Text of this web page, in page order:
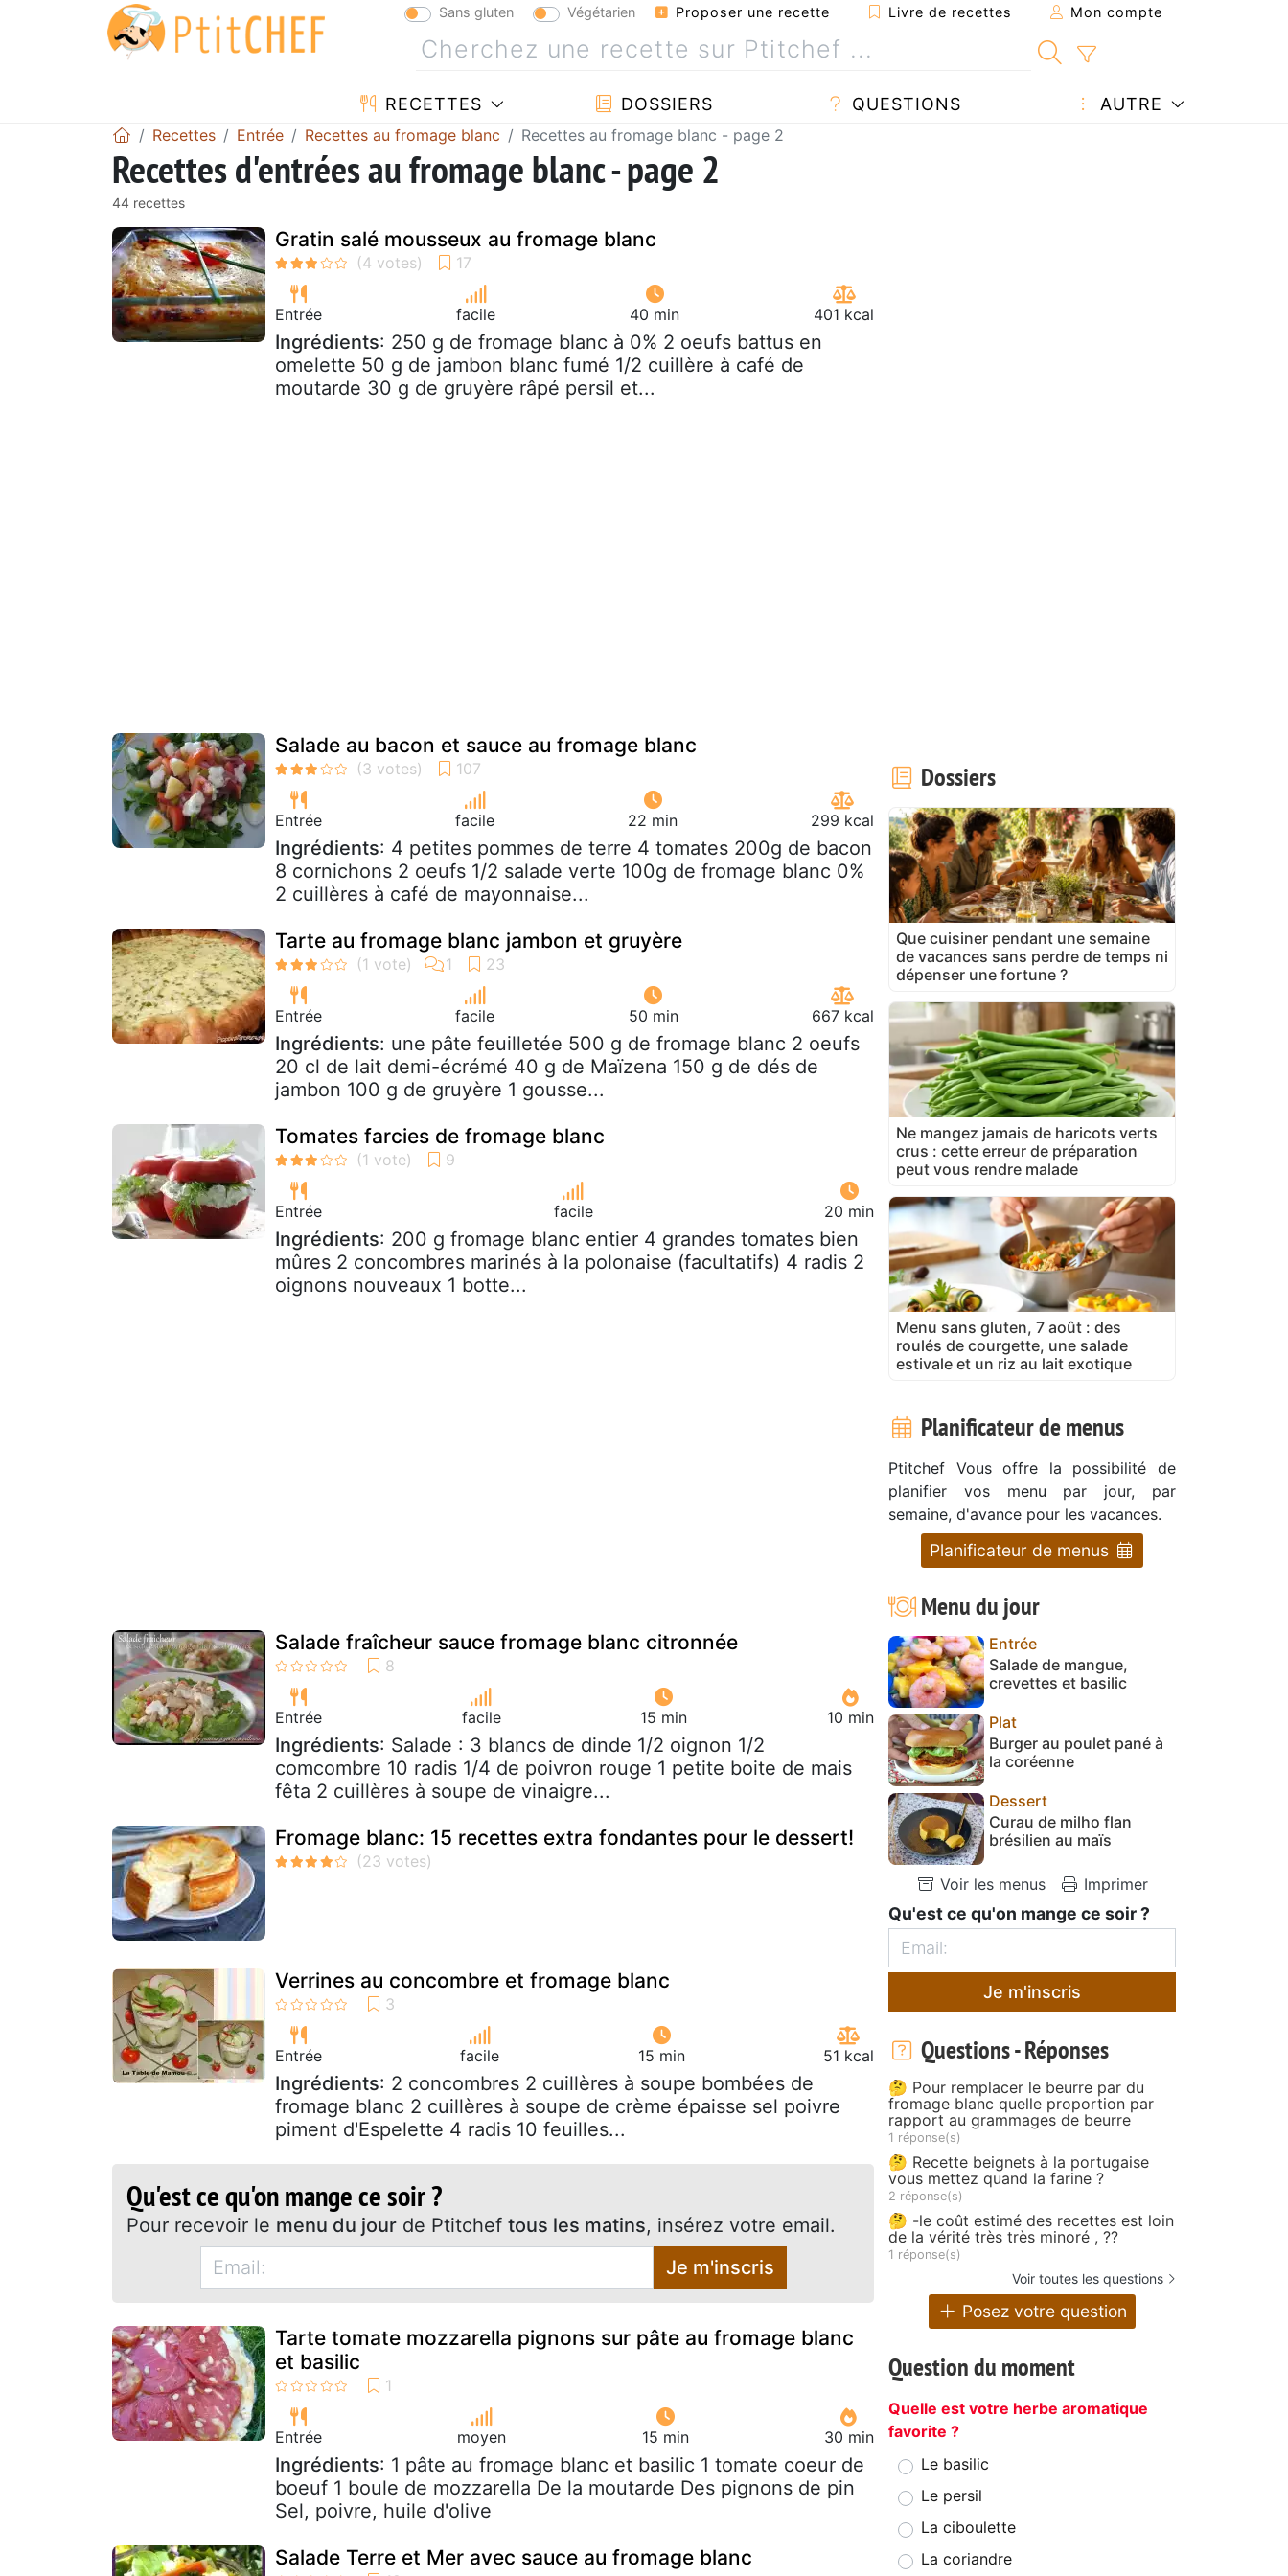
Sans gluten Végétarien Proposer une recette Livre de recettes Mon compte
RECETTES DOSSIERS QUESTIONS AUTRE
Recettes Entrée Recettes au fromage blanc Recettes au fromage blanc - page 2
Recettes d'entrées au fromage blanc - page 2
44 recettes
Gratin salé mousseux au fromage blanc
Entrée facile 40 min 401 kcal
Ingrédients: 250 g de fromage blanc à 0% 2 oeufs battus en
omelette 50 g de jambon blanc fumé 1/2 cuillère à café de
moutarde 30 g de gruyère râpé persil et...
Salade au bacon et sauce au fromage blanc
Entrée facile 22 min 299 kcal
Ingrédients: 4 petites pommes de terre 4 tomates 200g de bacon
8 cornichons 2 oeufs 1/2 salade verte 100g de fromage blanc 0%
2 cuillères à café de mayonnaise...
Tarte au fromage blanc jambon et gruyère
Entrée facile 50 min 667 kcal
Ingrédients: une pâte feuilletée 500 g de fromage blanc 2 oeufs
20 cl de lait demi-écrémé 40 g de Maïzena 150 g de dés de
jambon 100 g de gruyère 1 gousse...
Tomates farcies de fromage blanc
Entrée facile 20 min
Ingrédients: 200 g fromage blanc entier 4 grandes tomates bien
mûres 2 concombres marinés à la polonaise (facultatifs) 4 radis 2
oignons nouveaux 1 botte...
Salade fraîcheur sauce fromage blanc citronnée
Entrée facile 15 min 10 min
Ingrédients: Salade : 3 blancs de dinde 1/2 oignon 1/2
comcombre 10 radis 1/4 de poivron rouge 1 petite boite de mais
fêta 2 cuillères à soupe de vinaigre...
Fromage blanc: 15 recettes extra fondantes pour le dessert!
Verrines au concombre et fromage blanc
Entrée facile 15 min 51 kcal
Ingrédients: 2 concombres 2 cuillères à soupe bombées de
fromage blanc 2 cuillères à soupe de crème épaisse sel poivre
piment d'Espelette 4 radis 10 feuilles...
Qu'est ce qu'on mange ce soir ?
Pour recevoir le menu du jour de Ptitchef tous les matins, insérez votre email.
Je m'inscris
Tarte tomate mozzarella pignons sur pâte au fromage blanc
et basilic
Entrée moyen 15 min 30 min
Ingrédients: 1 pâte au fromage blanc et basilic 1 tomate coeur de
boeuf 1 boule de mozzarella De la moutarde Des pignons de pin
Sel, poivre, huile d'olive
Salade Terre et Mer avec sauce au fromage blanc
Dossiers
Que cuisiner pendant une semaine
de vacances sans perdre de temps ni
dépenser une fortune ?
Ne mangez jamais de haricots verts
crus : cette erreur de préparation
peut vous rendre malade
Menu sans gluten, 7 août : des
roulés de courgette, une salade
estivale et un riz au lait exotique
Planificateur de menus
Ptitchef Vous offre la possibilité de
planifier vos menu par jour, par
semaine, d'avance pour les vacances.
Planificateur de menus
Menu du jour
Entrée
Salade de mangue,
crevettes et basilic
Plat
Burger au poulet pané à
la coréenne
Dessert
Curau de milho flan
brésilien au maïs
Voir les menus Imprimer
Qu'est ce qu'on mange ce soir ?
Je m'inscris
Questions - Réponses
🤔 Pour remplacer le beurre par du
fromage blanc quelle proportion par
rapport au grammages de beurre
1 réponse(s)
🤔 Recette beignets à la portugaise
vous mettez quand la farine ?
2 réponse(s)
🤔 -le coût estimé des recettes est loin
de la vérité très très minoré , ??
1 réponse(s)
Voir toutes les questions
Posez votre question
Question du moment
Quelle est votre herbe aromatique
favorite ?
Le basilic
Le persil
La ciboulette
La coriandre